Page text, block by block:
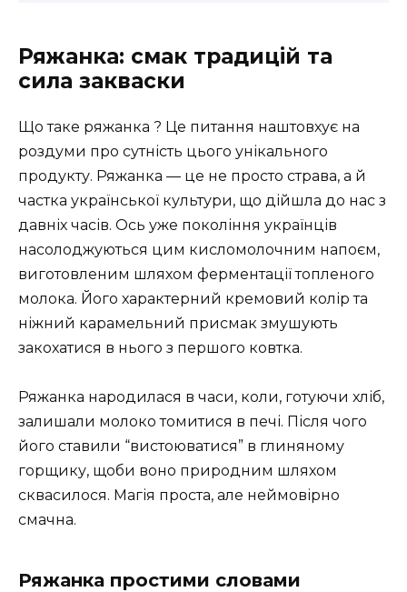
Ряжанка: смак традицій та
сила закваски
Що таке ряжанка ? Це питання наштовхує на
роздуми про сутність цього унікального
продукту. Ряжанка — це не просто страва, а й
частка української культури, що дійшла до нас з
давніх часів. Ось уже покоління українців
насолоджуються цим кисломолочним напоєм,
виготовленим шляхом ферментації топленого
молока. Його характерний кремовий колір та
ніжний карамельний присмак змушують
закохатися в нього з першого ковтка.
Ряжанка народилася в часи, коли, готуючи хліб,
залишали молоко томитися в печі. Після чого
його ставили “вистоюватися” в глиняному
горщику, щоби воно природним шляхом
сквасилося. Магія проста, але неймовірно
смачна.
Ряжанка простими словами